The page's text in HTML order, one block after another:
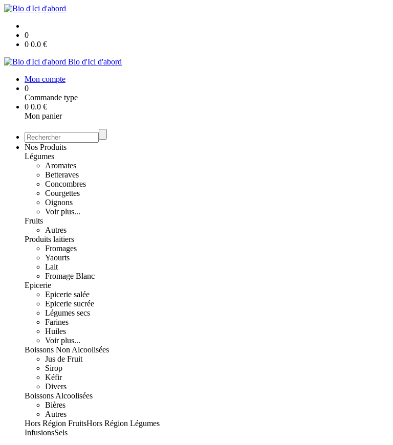
0
0 0.0 €
Bio d'Ici d'abord
Mon compte
0
Commande type
0 0.0 €
Mon panier
Nos Produits
Légumes
Aromates
Betteraves
Concombres
Courgettes
Oignons
Voir plus...
Fruits
Autres
Produits laitiers
Fromages
Yaourts
Lait
Fromage Blanc
Epicerie
Epicerie salée
Epicerie sucrée
Légumes secs
Farines
Huiles
Voir plus...
Boissons Non Alcoolisées
Jus de Fruit
Sirop
Kéfir
Divers
Boissons Alcoolisées
Bières
Autres
Hors Région FruitsHors Région Légumes
InfusionsSels